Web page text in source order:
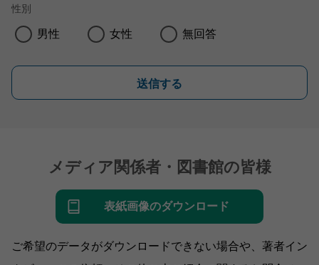
性別
男性 女性 無回答
送信する
メディア関係者・図書館の皆様
表紙画像のダウンロード
ご希望のデータがダウンロードできない場合や、著者イン